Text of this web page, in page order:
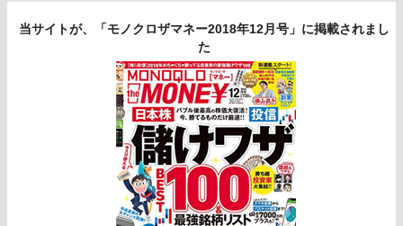
当サイトが、「モノクロザマネー2018年12月号」に掲載されまし
た